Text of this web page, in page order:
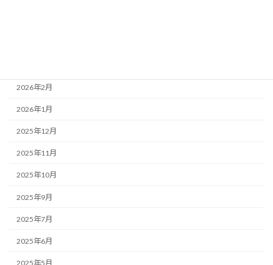
2026年2月
2026年1月
2025年12月
2025年11月
2025年10月
2025年9月
2025年7月
2025年6月
2025年5月